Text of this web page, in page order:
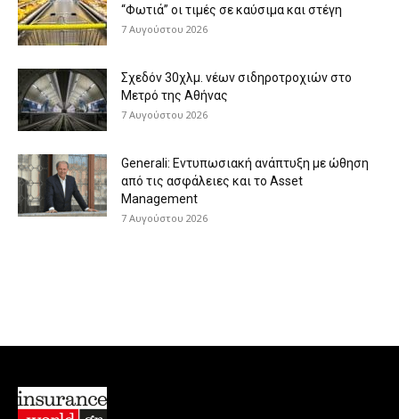
“Φωτιά” οι τιμές σε καύσιμα και στέγη
7 Αυγούστου 2026
Σχεδόν 30χλμ. νέων σιδηροτροχιών στο
Μετρό της Αθήνας
7 Αυγούστου 2026
Generali: Eντυπωσιακή ανάπτυξη με ώθηση
από τις ασφάλειες και το Asset
Management
7 Αυγούστου 2026